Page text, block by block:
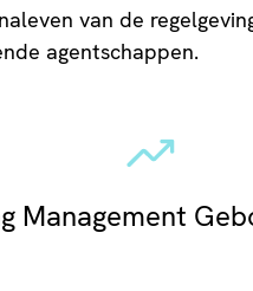
van de
agentschappen.
Management